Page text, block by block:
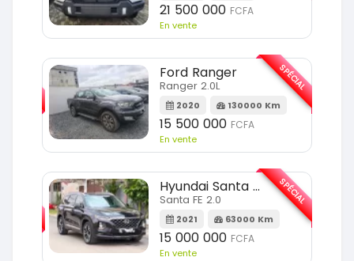
21 500 000 FCFA
En vente
Ford Ranger
Ranger 2.0L
2020 130000 Km
15 500 000 FCFA
En vente
SPÉCIAL
Hyundai Santa FE
Santa FE 2.0
2021 63000 Km
15 000 000 FCFA
En vente
SPÉCIAL